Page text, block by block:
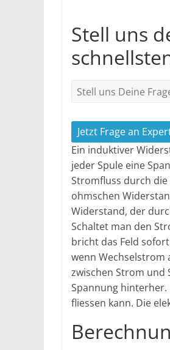
Stell uns
Jetzt Frage an
Ein induktiver
jeder Spule eine
Stromfluss durch
ohmschen
Widerstand, der
Schaltet man den
bricht das Feld
wenn Wechselstrom
zwischen Strom und
Spannung
fliessen kann. Die